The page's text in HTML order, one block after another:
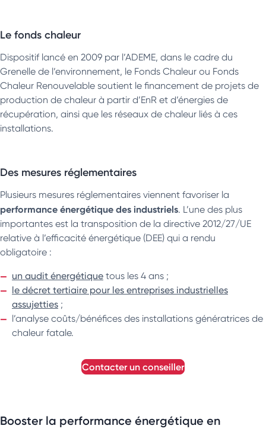
Le fonds chaleur
Dispositif lancé en 2009 par l’ADEME, dans le cadre du
Grenelle de l’environnement, le Fonds Chaleur ou Fonds
Chaleur Renouvelable soutient le financement de projets de
production de chaleur à partir d’EnR et d’énergies de
récupération, ainsi que les réseaux de chaleur liés à ces
installations.
Des mesures réglementaires
Plusieurs mesures réglementaires viennent favoriser la
performance énergétique des industriels. L’une des plus
importantes est la transposition de la directive 2012/27/UE
relative à l’efficacité énergétique (DEE) qui a rendu
obligatoire :
un audit énergétique tous les 4 ans ;
le décret tertiaire pour les entreprises industrielles
assujetties ;
l’analyse coûts/bénéfices des installations génératrices de
chaleur fatale.
contacter un conseiller
Booster la performance énergétique en